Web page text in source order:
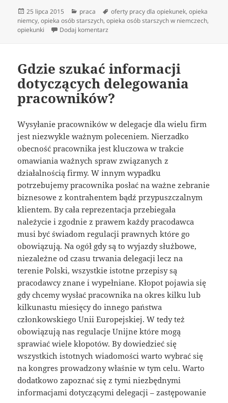
Data
publikacji
25 lipca 2015 Kategorie
praca Tagi
oferty pracy dla opiekunek,opieka
niemcy,opieka osób starszych,opieka osób starszych w niemczech,
opiekunki
Dodaj komentarz
Gdzie szukać informacji
dotyczących delegowania
pracowników?
Wysyłanie pracowników w delegacje dla wielu firm
jest niezwykle ważnym poleceniem. Nierzadko
obecność pracownika jest kluczowa w trakcie
omawiania ważnych spraw związanych z
działalnością firmy. W innym wypadku
potrzebujemy pracownika posłać na ważne zebranie
biznesowe z kontrahentem bądź przypuszczalnym
klientem. By cała reprezentacja przebiegała
należycie i zgodnie z prawem każdy pracodawca
musi być świadom regulacji prawnych które go
obowiązują. Na ogół gdy są to wyjazdy służbowe,
niezależne od czasu trwania delegacji lecz na
terenie Polski, wszystkie istotne przepisy są
pracodawcy znane i wypełniane. Kłopot pojawia się
gdy chcemy wysłać pracownika na okres kilku lub
kilkunastu miesięcy do innego państwa
członkowskiego Unii Europejskiej. W tedy też
obowiązują nas regulacje Unijne które mogą
sprawiać wiele kłopotów. By dowiedzieć się
wszystkich istotnych wiadomości warto wybrać się
na kongres prowadzony właśnie w tym celu. Warto
dodatkowo zapoznać się z tymi niezbędnymi
informacjami dotyczącymi delegacji – zastępowanie